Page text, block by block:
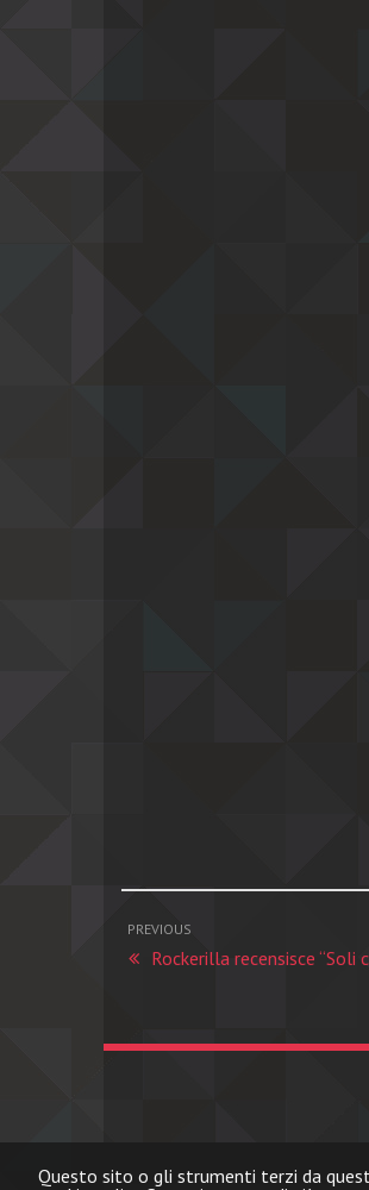
Questo sito o gli strumenti terzi da
PREVIOUS
Rockerilla recensisce “Soli